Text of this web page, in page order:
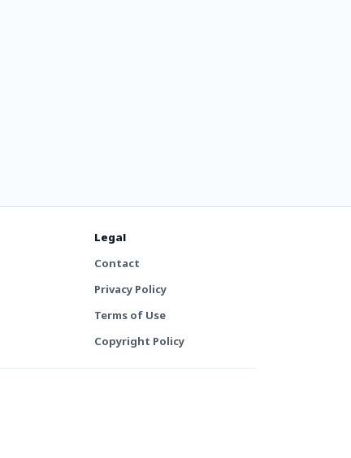
Legal
Contact
Privacy Policy
Terms of Use
Copyright Policy